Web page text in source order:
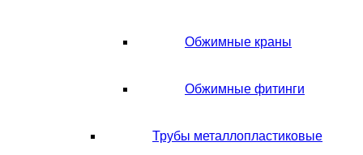
Обжимные краны
Обжимные фитинги
Трубы металлопластиковые